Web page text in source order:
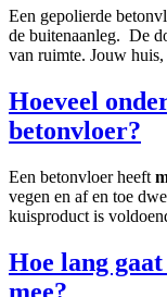
Een gepolierde
de buitenaanleg. De
van ruimte. Jouw
Hoeveel
betonvloer?
Een betonvloer heeft
vegen en af en toe
kuisproduct is
Hoe lang